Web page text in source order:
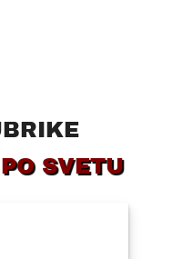
SVETU